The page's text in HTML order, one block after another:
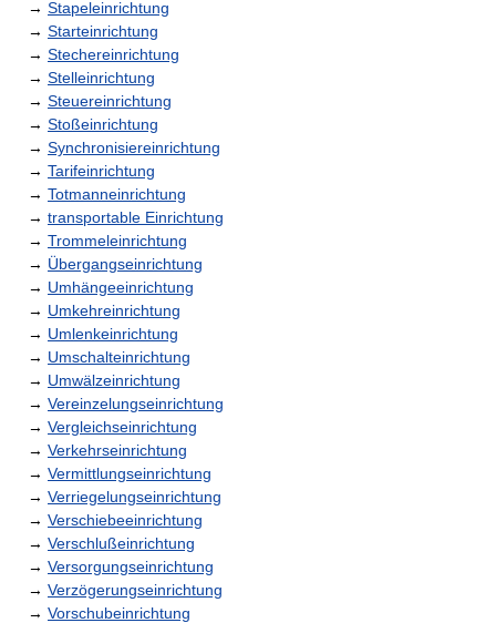
→ Stapeleinrichtung
→ Starteinrichtung
→ Stechereinrichtung
→ Stelleinrichtung
→ Steuereinrichtung
→ Stoßeinrichtung
→ Synchronisiereinrichtung
→ Tarifeinrichtung
→ Totmanneinrichtung
→ transportable Einrichtung
→ Trommeleinrichtung
→ Übergangseinrichtung
→ Umhängeeinrichtung
→ Umkehreinrichtung
→ Umlenkeinrichtung
→ Umschalteinrichtung
→ Umwälzeinrichtung
→ Vereinzelungseinrichtung
→ Vergleichseinrichtung
→ Verkehrseinrichtung
→ Vermittlungseinrichtung
→ Verriegelungseinrichtung
→ Verschiebeeinrichtung
→ Verschlußeinrichtung
→ Versorgungseinrichtung
→ Verzögerungseinrichtung
→ Vorschubeinrichtung